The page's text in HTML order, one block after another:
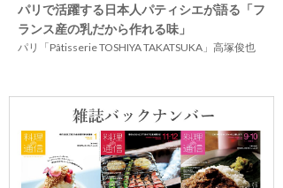
パリで活躍する日本人パティシエが語る「フ
ランス産の乳だから作れる味」
パリ「Pâtisserie TOSHIYA TAKATSUKA」高塚俊也